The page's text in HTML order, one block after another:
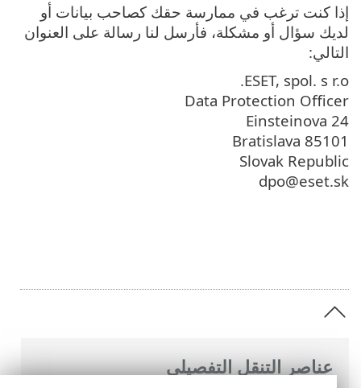
عناصر التنقل التفصيلي
إذا كنت ترغب في ممارسة حقك كصاحب بيانات أو
لديك سؤال أو مشكلة، فأرسل لنا رسالة على العنوان
التالي:
ESET, spol. s r.o.
Data Protection Officer
Einsteinova 24
85101 Bratislava
Slovak Republic
dpo@eset.sk